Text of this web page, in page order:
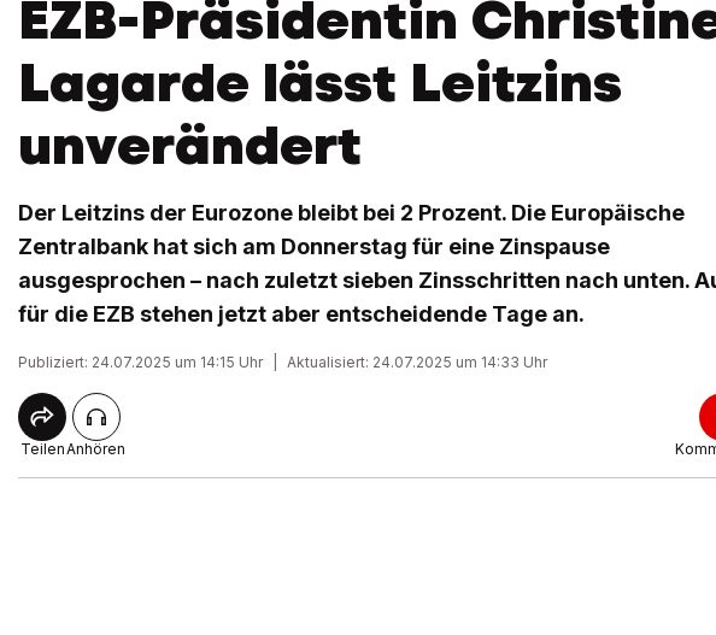
EZB-Präsidentin
Lagarde lässt Leitzins
unverändert
Der Leitzins der Eurozone bleibt bei 2 Prozent. Die Europäische
Zentralbank hat sich am Donnerstag für eine Zinspause
ausgesprochen – nach zuletzt sieben Zinsschritten nach unten.
für die EZB stehen jetzt aber entscheidende Tage an.
Publiziert: 24.07.2025 um 14:15 Uhr Aktualisiert: 24.07.2025 um 14:33 Uhr
TeilenAnhören